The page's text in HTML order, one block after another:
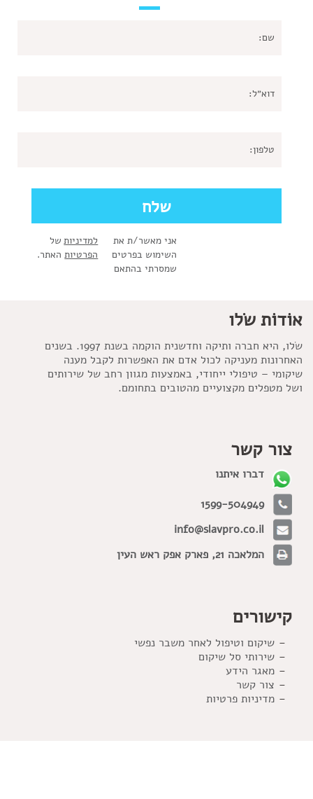
אני מאשר/ת את
השימוש בפרטים
שמסרתי בהתאם
למדיניות
הפרטיות
של
האתר.
אוֹדוֹת שׂלו
שׂלו, היא חברה ותיקה וחדשנית הוקמה בשנת 1997. בשנים
האחרונות מעניקה לכול אדם את האפשרות לקבל מענה
שיקומי – טיפולי ייחודי, באמצעות מגוון רחב של שירותים
ושל מטפלים מקצועיים מהטובים בתחומם.
צור קשר
דברו איתנו
1599-504949
info@slavpro.co.il
המלאכה 21, פארק אפק ראש העין
קישורים
שיקום וטיפול לאחר משבר נפשי
שירותי סל שיקום
מאגר הידע
צור קשר
מדיניות פרטיות